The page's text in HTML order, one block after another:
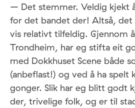
– Det stemmer. Veldig kjekt
for det bandet der! Altså, det
vis relativt tilfeldig. Gjennom
Trondheim, har eg stifta eit
med Dokkhuset Scene både
(anbeflast!) og ved å ha spelt
gonger. Slik har eg blitt godt
der, trivelige folk, og er til